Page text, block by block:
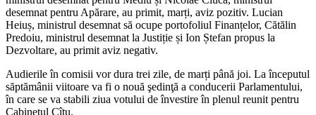
desemnat pentru Apărare, au primit, marți, aviz pozitiv. Lucian
Heiuș, ministrul desemnat să ocupe portofoliul Finanțelor, Cătălin
Predoiu, ministrul desemnat la Justiție și Ion Ștefan propus la
Dezvoltare, au primit aviz negativ.
Audierile în comisii vor dura trei zile, de marți până joi. La începutul
săptămânii viitoare va fi o nouă şedinţă a conducerii Parlamentului,
în care se va stabili ziua votului de învestire în plenul reunit pentru
Cabinetul Cîţu.